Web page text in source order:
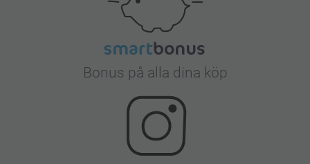
Bonus på alla dina köp